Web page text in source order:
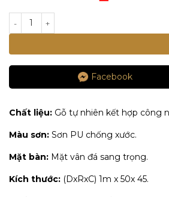
6.400.000 ₫.
hiện
tại
là:
BÀN TRÀ VUÔNG 1 NGĂN KÉO NHẬP
Facebook
Chất liệu: Gỗ tự nhiên kết hợp công
Màu sơn: Sơn PU chống xước.
Mặt bàn: Mặt vân đá sang trọng.
Kích thước: (DxRxC) 1m x 50x 45.